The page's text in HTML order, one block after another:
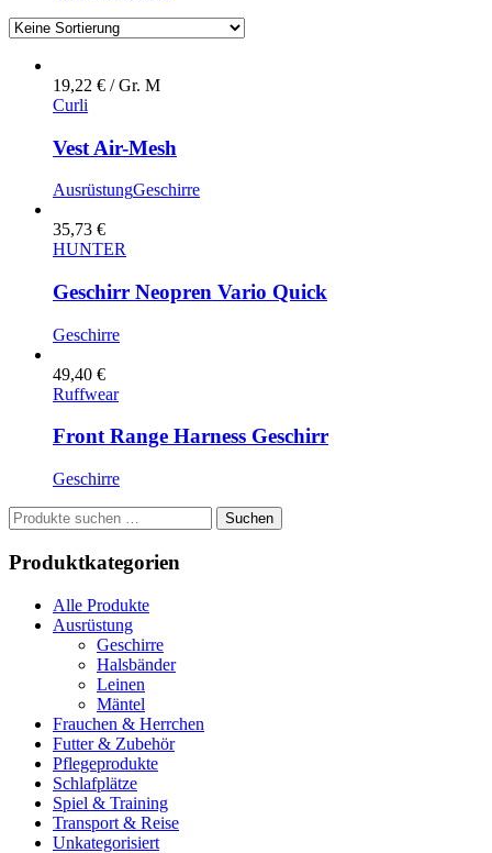
19,22 € / Gr. M
Curli
Vest Air-Mesh
AusrüstungGeschirre
35,73 €
HUNTER
Geschirr Neopren Vario Quick
Geschirre
49,40 €
Ruffwear
Front Range Harness Geschirr
Geschirre
Suche
nach:
Suchen
Produktkategorien
Alle Produkte
Ausrüstung
Geschirre
Halsbänder
Leinen
Mäntel
Frauchen & Herrchen
Futter & Zubehör
Pflegeprodukte
Schlafplätze
Spiel & Training
Transport & Reise
Unkategorisiert